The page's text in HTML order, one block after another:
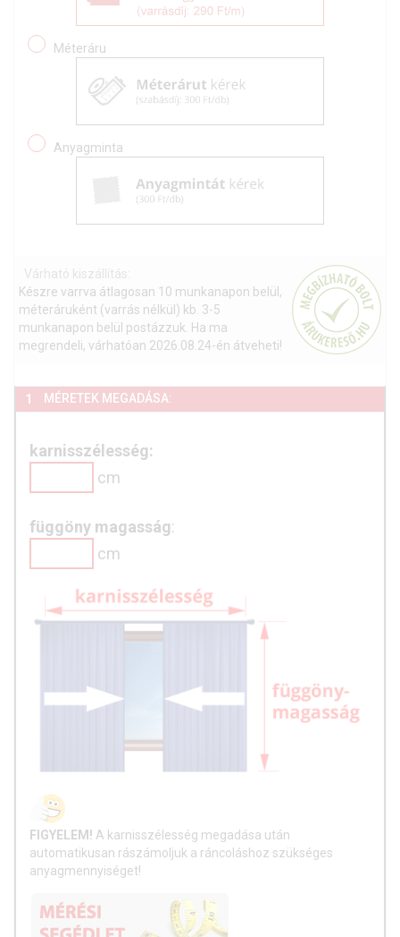
Méteráru
Anyagminta
Várható kiszállítás:
Készre varrva átlagosan 10 munkanapon belül,
méteráruként (varrás nélkül) kb. 3-5
munkanapon belül postázzuk. Ha ma
megrendeli, várhatóan 2026.08.24-én átveheti!
1 MÉRETEK MEGADÁSA:
karnisszélesség:
cm
függöny magasság:
cm
FIGYELEM! A karnisszélesség megadása után
automatikusan rászámoljuk a ráncoláshoz szükséges
anyagmennyiséget!